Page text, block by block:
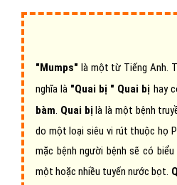
"Mumps" là một từ Tiếng Anh.
nghĩa là "Quai bị " Quai bị hay
bàm. Quai bịlà là một bệnh
do một loại siêu vi rút thuộc họ
mặc bệnh người bệnh sẽ có
một hoặc nhiều tuyến nước bọt.